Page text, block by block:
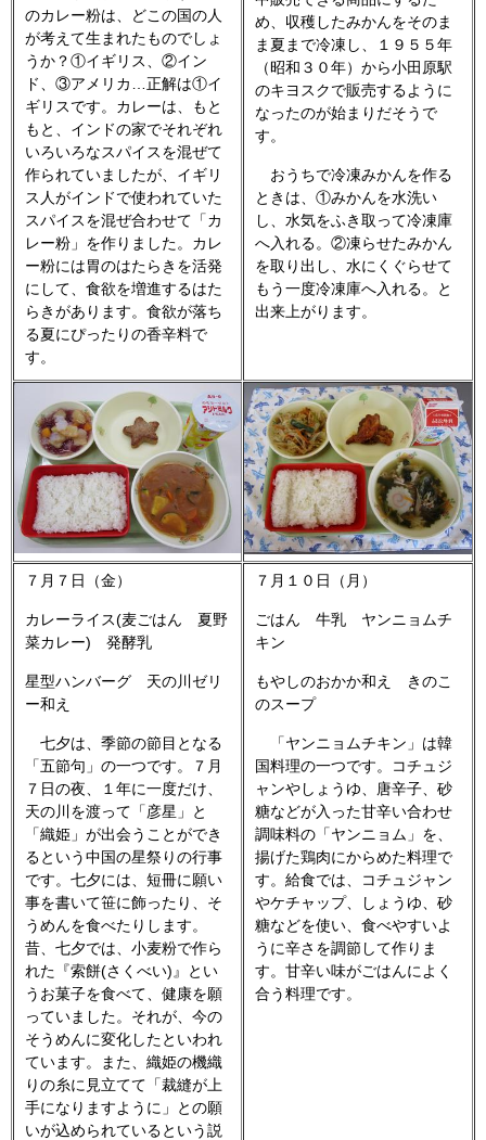
のカレー粉は、どこの国の人
が考えて生まれたものでしょ
うか？①イギリス、②イン
ド、③アメリカ…正解は①イ
ギリスです。カレーは、もと
もと、インドの家でそれぞれ
いろいろなスパイスを混ぜて
作られていましたが、イギリ
ス人がインドで使われていた
スパイスを混ぜ合わせて「カ
レー粉」を作りました。カレ
ー粉には胃のはたらきを活発
にして、食欲を増進するはた
らきがあります。食欲が落ち
る夏にぴったりの香辛料で
す。
め、収穫したみかんをそのま
ま夏まで冷凍し、１９５５年
（昭和３０年）から小田原駅
のキヨスクで販売するように
なったのが始まりだそうで
す。
おうちで冷凍みかんを作る
ときは、①みかんを水洗い
し、水気をふき取って冷凍庫
へ入れる。②凍らせたみかん
を取り出し、水にくぐらせて
もう一度冷凍庫へ入れる。と
出来上がります。
７月７日（金）
カレーライス(麦ごはん 夏野
菜カレー) 発酵乳
星型ハンバーグ 天の川ゼリ
ー和え
七夕は、季節の節目となる
「五節句」の一つです。７月
７日の夜、１年に一度だけ、
天の川を渡って「彦星」と
「織姫」が出会うことができ
るという中国の星祭りの行事
です。七夕には、短冊に願い
事を書いて笹に飾ったり、そ
うめんを食べたりします。
昔、七夕では、小麦粉で作ら
れた『索餅(さくべい)』とい
うお菓子を食べて、健康を願
っていました。それが、今の
そうめんに変化したといわれ
ています。また、織姫の機織
りの糸に見立てて「裁縫が上
手になりますように」との願
いが込められているという説
７月１０日（月）
ごはん 牛乳 ヤンニョムチ
キン
もやしのおかか和え きのこ
のスープ
「ヤンニョムチキン」は韓
国料理の一つです。コチュジ
ャンやしょうゆ、唐辛子、砂
糖などが入った甘辛い合わせ
調味料の「ヤンニョム」を、
揚げた鶏肉にからめた料理で
す。給食では、コチュジャン
やケチャップ、しょうゆ、砂
糖などを使い、食べやすいよ
うに辛さを調節して作りま
す。甘辛い味がごはんによく
合う料理です。